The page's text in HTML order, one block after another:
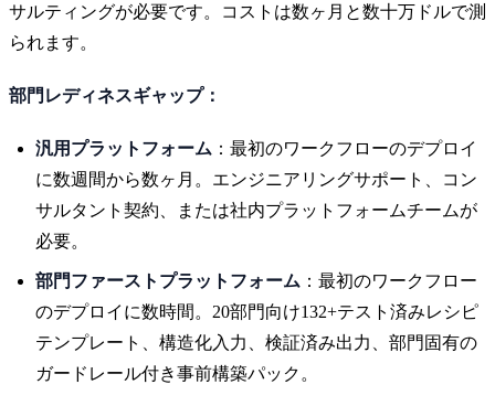
サルティングが必要です。コストは数ヶ月と数十万ドルで測
られます。
部門レディネスギャップ：
汎用プラットフォーム ：最初のワークフローのデプロイ
に数週間から数ヶ月。エンジニアリングサポート、コン
サルタント契約、または社内プラットフォームチームが
必要。
部門ファーストプラットフォーム ：最初のワークフロー
のデプロイに数時間。20部門向け132+テスト済みレシピ
テンプレート、構造化入力、検証済み出力、部門固有の
ガードレール付き事前構築パック。